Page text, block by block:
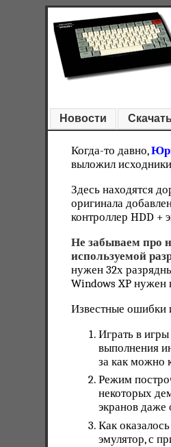
Новости
Когда-то давно,
выложил
Здесь находятся
оригинала
контроллер HDD +
Не забываем про
используемой
нужен 32х
Windows XP нужен
Известные ошибки
Играть в
выполнения
за как можно
Режим
некоторых
экранов даже
Как
эмулятор, с